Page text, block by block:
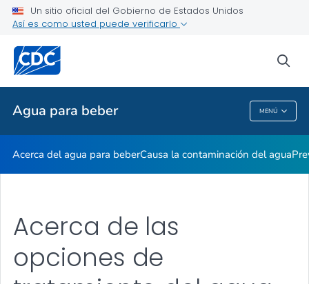
Un sitio oficial del Gobierno de Estados Unidos
Así es como usted puede verificarlo
Agua para beber MENÚ
Seguridad del agua de pozo
Temas relacionados
Agua Para Beber
Acerca del agua para beberCausa la contaminación del agua
Acerca de las
opciones de